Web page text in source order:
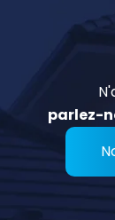
parlez-